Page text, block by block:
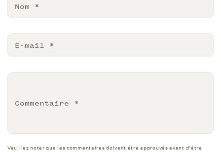
Nom *
E-mail *
Commentaire *
Veuillez noter que les commentaires doivent être approuvés avant d'être